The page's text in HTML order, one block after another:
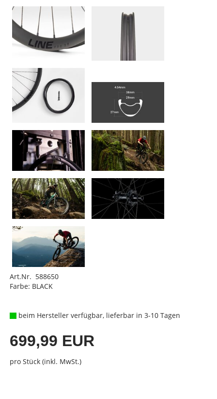
Art.Nr. 588650
Farbe: BLACK
beim Hersteller verfügbar, lieferbar in 3-10 Tagen
699,99 EUR
pro Stück (inkl. MwSt.)